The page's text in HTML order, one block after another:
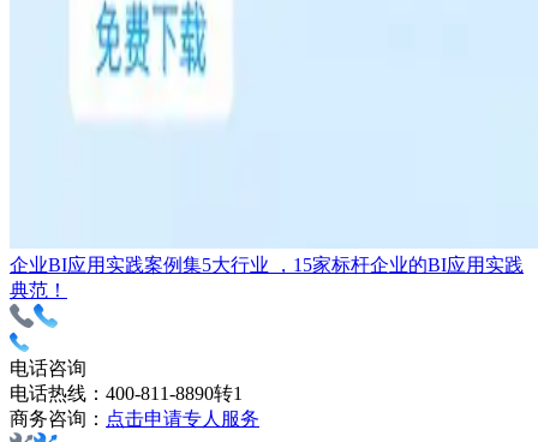
企业BI应用实践案例集5大行业 ，15家标杆企业的BI应用实践
典范！
电话咨询
电话热线： 400-811-8890转1
商务咨询： 点击申请专人服务